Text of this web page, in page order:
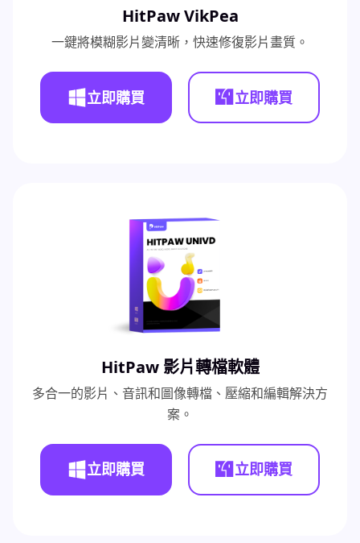
HitPaw VikPea
一鍵將模糊影片變清晰，快速修復影片畫質。
立即購買 立即購買
HitPaw 影片轉檔軟體
多合一的影片、音訊和圖像轉檔、壓縮和編輯解決方
案。
立即購買 立即購買